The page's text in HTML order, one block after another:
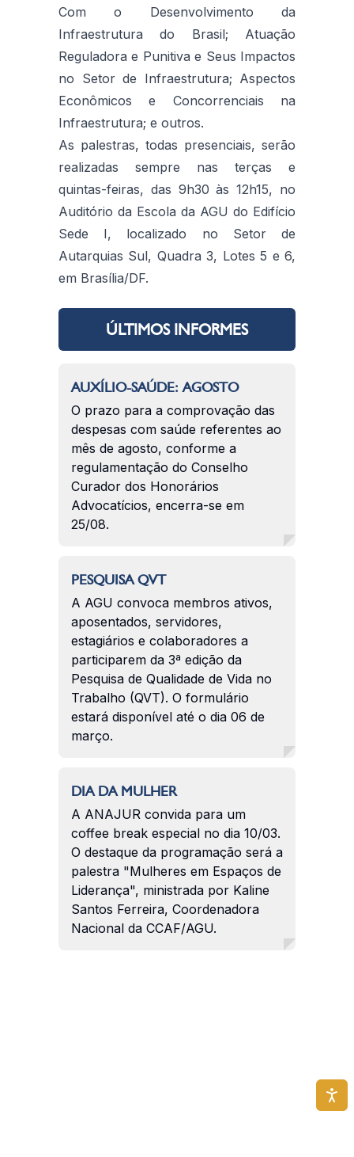
Com o Desenvolvimento da
Infraestrutura do Brasil; Atuação
Reguladora e Punitiva e Seus Impactos
no Setor de Infraestrutura; Aspectos
Econômicos e Concorrenciais na
Infraestrutura; e outros.
As palestras, todas presenciais, serão
realizadas sempre nas terças e
quintas-feiras, das 9h30 às 12h15, no
Auditório da Escola da AGU do Edifício
Sede I, localizado no Setor de
Autarquias Sul, Quadra 3, Lotes 5 e 6,
em Brasília/DF.
ÚLTIMOS INFORMES
AUXÍLIO-SAÚDE: AGOSTO
O prazo para a comprovação das
despesas com saúde referentes ao
mês de agosto, conforme a
regulamentação do Conselho
Curador dos Honorários
Advocatícios, encerra-se em
25/08.
PESQUISA QVT
A AGU convoca membros ativos,
aposentados, servidores,
estagiários e colaboradores a
participarem da 3ª edição da
Pesquisa de Qualidade de Vida no
Trabalho (QVT). O formulário
estará disponível até o dia 06 de
março.
DIA DA MULHER
A ANAJUR convida para um
coffee break especial no dia 10/03.
O destaque da programação será a
palestra "Mulheres em Espaços de
Liderança", ministrada por Kaline
Santos Ferreira, Coordenadora
Nacional da CCAF/AGU.